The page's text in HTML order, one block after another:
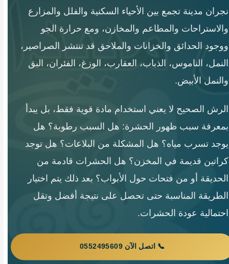
نجران مدينة تجمع بين الأحياء السكنية والفلل والمزارع
والاستراحات والمطاعم والمخازن، ومع حرارة الجو
ووجود الحدائق والخزانات والملاحق قد تنتشر الصراصير،
النمل، الناموس، الذباب، العقارب، الوزغ، الفئران، البق
والنمل الأبيض.
الرش الصحيح لا يعني استخدام مادة قوية فقط، بل يبدأ
بمعرفة سبب ظهور الحشرة: هل السبب رطوبة؟ هل
يوجد تسرب مياه؟ هل المشكلة من البلاعات؟ هل توجد
كراتين قديمة في المخزن؟ هل الحشرات قادمة من
الحديقة أو من فتحات حول الأبواب؟ بعد ذلك يتم اختيار
الطريقة المناسبة حتى تحصل على نتيجة أفضل وتقل
احتمالية عودة الحشرات.
📞 اتصل الآن 0552495609